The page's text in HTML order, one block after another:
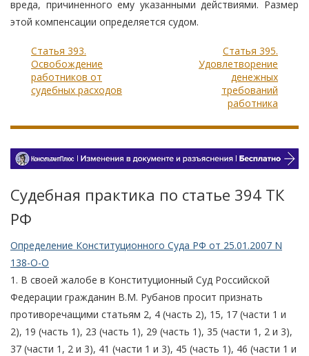
вреда, причиненного ему указанными действиями. Размер
этой компенсации определяется судом.
Статья 393.
Освобождение
работников от
судебных расходов
Статья 395.
Удовлетворение
денежных
требований
работника
Судебная практика по статье 394 TК
РФ
Определение Конституционного Суда РФ от 25.01.2007 N
138-О-О
1. В своей жалобе в Конституционный Суд Российской
Федерации гражданин В.М. Рубанов просит признать
противоречащими статьям 2, 4 (часть 2), 15, 17 (части 1 и
2), 19 (часть 1), 23 (часть 1), 29 (часть 1), 35 (части 1, 2 и 3),
37 (части 1, 2 и 3), 41 (части 1 и 3), 45 (часть 1), 46 (части 1 и